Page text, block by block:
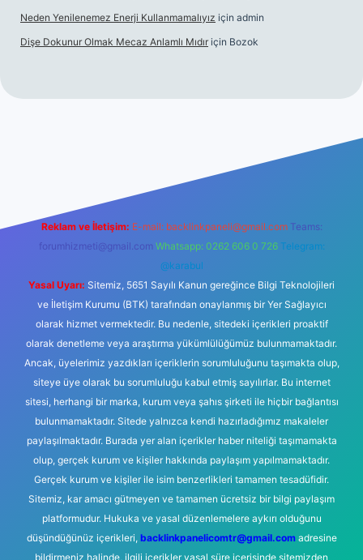
Neden Yenilenemez Enerji Kullanmamalıyız için admin
Dişe Dokunur Olmak Mecaz Anlamlı Mıdır için Bozok
Reklam ve İletişim: E-mail: backlinkpaneli@gmail.com Teams:
forumhizmeti@gmail.com Whatsapp: 0262 606 0 726 Telegram:
@karabul
Yasal Uyarı: Sitemiz, 5651 Sayılı Kanun gereğince Bilgi Teknolojileri
ve İletişim Kurumu (BTK) tarafından onaylanmış bir Yer Sağlayıcı
olarak hizmet vermektedir. Bu nedenle, sitedeki içerikleri proaktif
olarak denetleme veya araştırma yükümlülüğümüz bulunmamaktadır.
Ancak, üyelerimiz yazdıkları içeriklerin sorumluluğunu taşımakta olup,
siteye üye olarak bu sorumluluğu kabul etmiş sayılırlar. Bu internet
sitesi, herhangi bir marka, kurum veya şahıs şirketi ile hiçbir bağlantısı
bulunmamaktadır. Sitede yalnızca kendi hazırladığımız makaleler
paylaşılmaktadır. Burada yer alan içerikler haber niteliği taşımamakta
olup, gerçek kurum ve kişiler hakkında paylaşım yapılmamaktadır.
Gerçek kurum ve kişiler ile isim benzerlikleri tamamen tesadüfidir.
Sitemiz, kar amacı gütmeyen ve tamamen ücretsiz bir bilgi paylaşım
platformudur. Hukuka ve yasal düzenlemelere aykırı olduğunu
düşündüğünüz içerikleri, backlinkpanelicomtr@gmail.comadresine
bildirmeniz halinde, ilgili içerikler yasal süre içerisinde sitemizden